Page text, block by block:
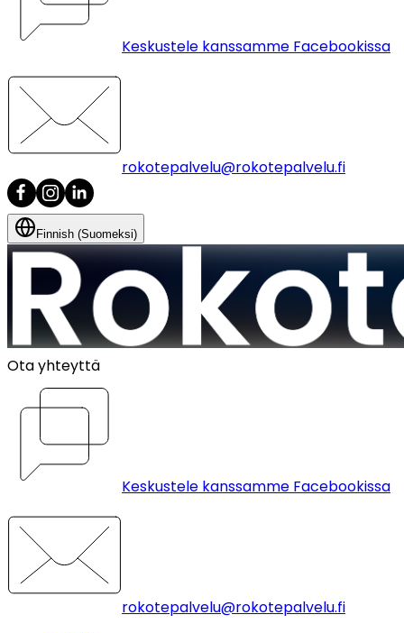
Keskustele kanssamme Facebookissa
rokotepalvelu@rokotepalvelu.fi
Finnish (Suomeksi)
Ota yhteyttä
Keskustele kanssamme Facebookissa
rokotepalvelu@rokotepalvelu.fi